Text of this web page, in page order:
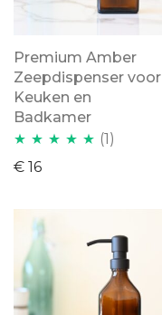
Premium Amber
Zeepdispenser voor
Keuken en
Badkamer
Waardering
(1)
€ 16